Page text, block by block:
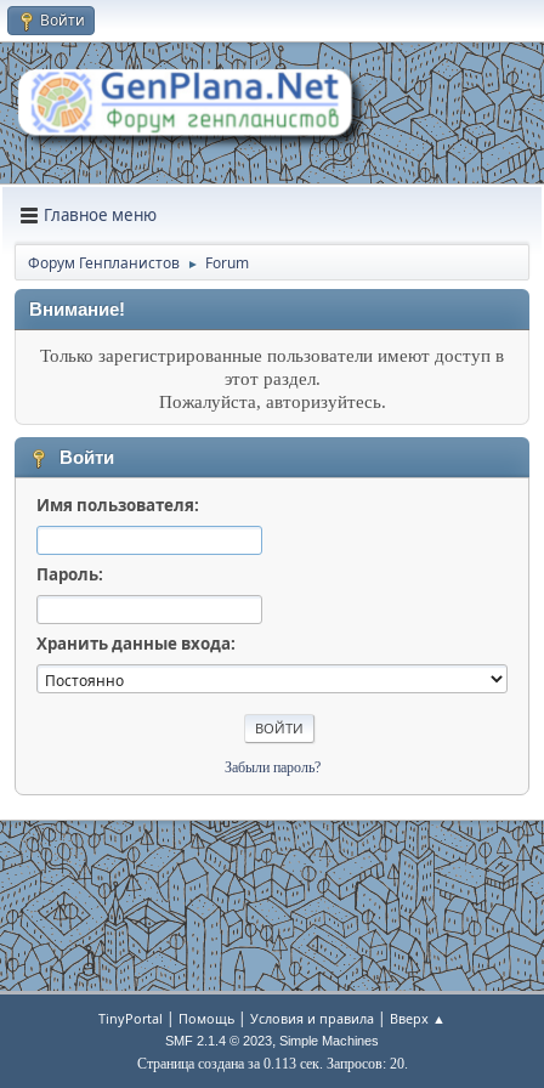
Войти
Главное меню
Форум Генпланистов ► Forum
Внимание!
Только зарегистрированные пользователи имеют доступ в
этот раздел.
Пожалуйста, авторизуйтесь.
Войти
Имя пользователя:
Пароль:
Хранить данные входа:
Забыли пароль?
TinyPortal | Помощь | Условия и правила | Вверх ▲
SMF 2.1.4 © 2023, Simple Machines
Страница создана за 0.113 сек. Запросов: 20.